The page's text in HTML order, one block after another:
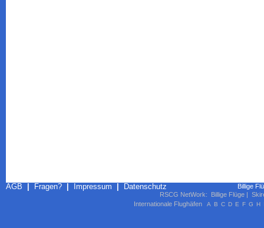
AGB Fragen? Impressum Datenschutz
Billige
RSCG NetWork: Billige Flüge |
Internationale Flughäfen
A B C D E F G H